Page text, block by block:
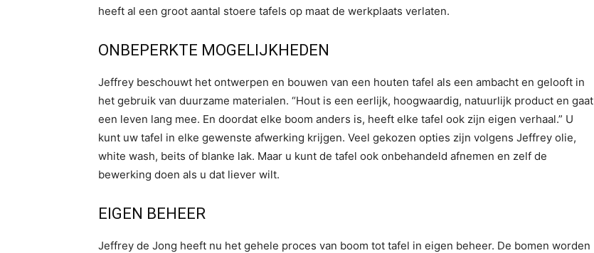
heeft al een groot aantal stoere tafels op maat de werkplaats verlaten.
ONBEPERKTE MOGELIJKHEDEN
Jeffrey beschouwt het ontwerpen en bouwen van een houten tafel als een ambacht en gelooft in
het gebruik van duurzame materialen. “Hout is een eerlijk, hoogwaardig, natuurlijk product en gaat
een leven lang mee. En doordat elke boom anders is, heeft elke tafel ook zijn eigen verhaal.” U
kunt uw tafel in elke gewenste afwerking krijgen. Veel gekozen opties zijn volgens Jeffrey olie,
white wash, beits of blanke lak. Maar u kunt de tafel ook onbehandeld afnemen en zelf de
bewerking doen als u dat liever wilt.
EIGEN BEHEER
Jeffrey de Jong heeft nu het gehele proces van boom tot tafel in eigen beheer. De bomen worden